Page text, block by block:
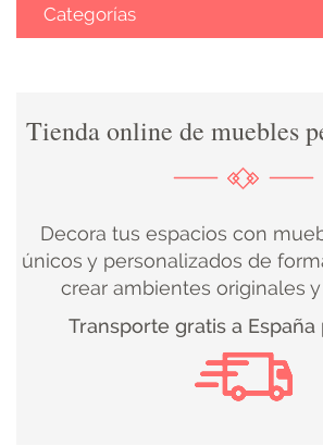
Categorías
DECOBODAS
MUEBLE
RECUPERADO
Tienda online de muebles
Decora tus espacios con
únicos y personalizados de
crear ambientes originales
Transporte gratis a